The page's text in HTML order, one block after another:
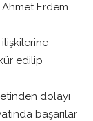
Ahmet Erdem
ilişkilerine
edilip
dolayı
başarılar